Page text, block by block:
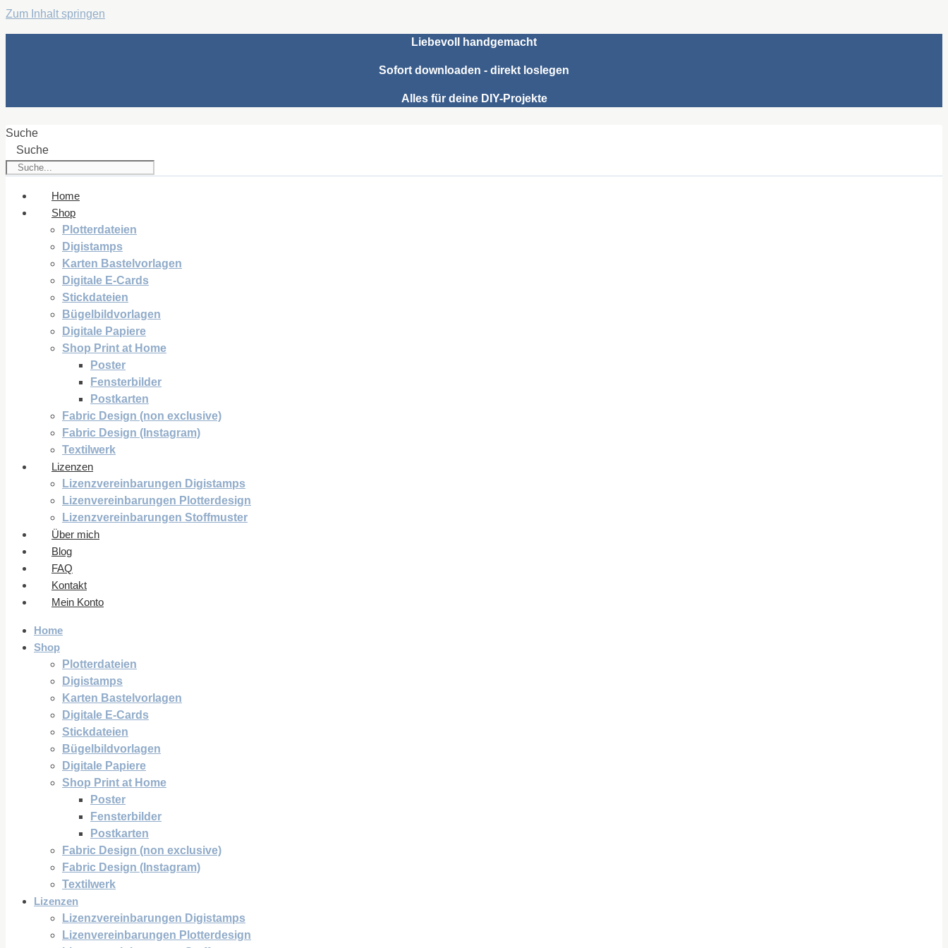
Zum Inhalt springen
Liebevoll handgemacht
Sofort downloaden - direkt loslegen
Alles für deine DIY-Projekte
Suche
Suche
Home
Shop
Plotterdateien
Digistamps
Karten Bastelvorlagen
Digitale E-Cards
Stickdateien
Bügelbildvorlagen
Digitale Papiere
Shop Print at Home
Poster
Fensterbilder
Postkarten
Fabric Design (non exclusive)
Fabric Design (Instagram)
Textilwerk
Lizenzen
Lizenzvereinbarungen Digistamps
Lizenvereinbarungen Plotterdesign
Lizenzvereinbarungen Stoffmuster
Über mich
Blog
FAQ
Kontakt
Mein Konto
Home
Shop
Plotterdateien
Digistamps
Karten Bastelvorlagen
Digitale E-Cards
Stickdateien
Bügelbildvorlagen
Digitale Papiere
Shop Print at Home
Poster
Fensterbilder
Postkarten
Fabric Design (non exclusive)
Fabric Design (Instagram)
Textilwerk
Lizenzen
Lizenzvereinbarungen Digistamps
Lizenvereinbarungen Plotterdesign